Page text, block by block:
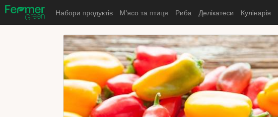
Набори продуктів М'ясо та птиця Риба Делікатеси Кулінарія